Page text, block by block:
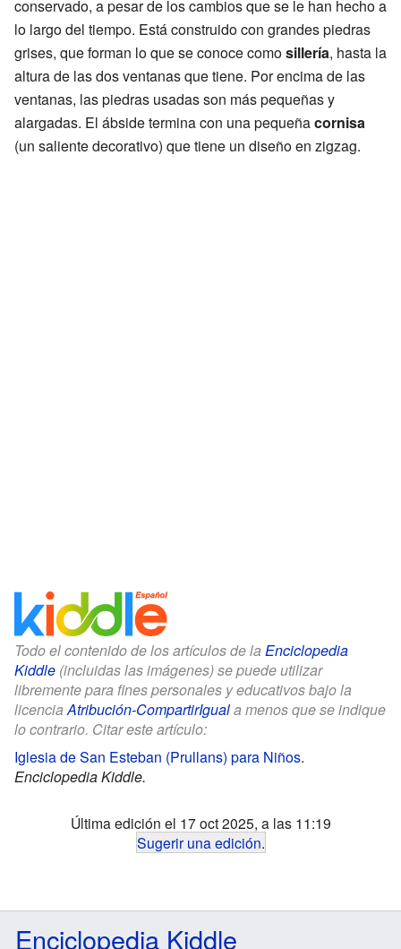
conservado, a pesar de los cambios que se le han hecho a
lo largo del tiempo. Está construido con grandes piedras
grises, que forman lo que se conoce comosillería, hasta la
altura de las dos ventanas que tiene. Por encima de las
ventanas, las piedras usadas son más pequeñas y
alargadas. El ábside termina con una pequeñacornisa
(un saliente decorativo) que tiene un diseño en zigzag.
Todo el contenido de los artículos de la Enciclopedia
Kiddle (incluidas las imágenes) se puede utilizar
libremente para fines personales y educativos bajo la
licencia Atribución-CompartirIguala menos que se indique
lo contrario. Citar este artículo:
Iglesia de San Esteban (Prullans) para Niños.
Enciclopedia Kiddle.
Última edición el 17 oct 2025, a las 11:19
Sugerir una edición.
Enciclopedia Kiddle